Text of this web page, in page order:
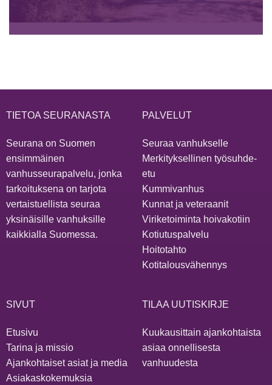
TIETOA SEURANASTA
Seurana on Suomen
ensimmäinen
vanhusseurapalvelu, jonka
tarkoituksena on tarjota
vertaistuellista seuraa
yksinäisille vanhuksille
kaikkialla Suomessa.
PALVELUT
Seuraa vanhukselle
Merkityksellinen työsuhde-
etu
Kummivanhus
Kunnat ja veteraanit
Viriketoiminta hoivakotiin
Kotiutuspalvelu
Hoitotahto
Kotitalousvähennys
SIVUT
Etusivu
Tarina ja missio
Ajankohtaiset asiat ja media
Asiakaskokemuksia
TILAA UUTISKIRJE
Kuukausittain ajankohtaista
asiaa onnellisesta
vanhuudesta